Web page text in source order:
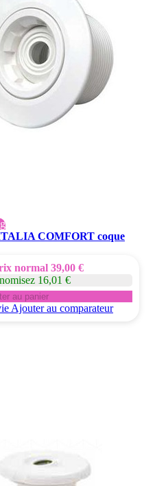
COMFORT coque
normal 39,00 €
16,01 €
au panier
Ajouter au comparateur